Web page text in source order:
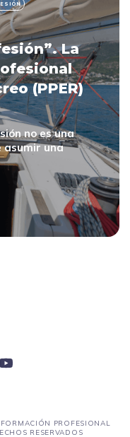
La
(PPER)
no es una
asumir una
PROFESIONAL
RESERVADOS